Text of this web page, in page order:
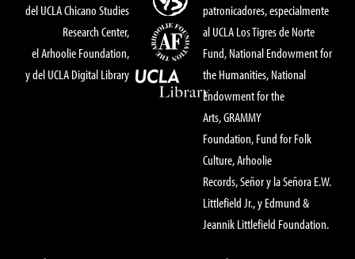
del UCLA Chicano Studies
Research Center,
el Arhoolie Foundation,
y del UCLA Digital Library
patronicadores, especialmente
al UCLA Los Tigres de Norte
Fund, National Endowment for
the Humanities, National
Endowment for the
Arts, GRAMMY
Foundation, Fund for Folk
Culture, Arhoolie
Records, Señor y la Señora E.W.
Littlefield Jr., y Edmund &
Jeannik Littlefield Foundation.